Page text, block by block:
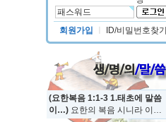
회원가입 ID/비밀번호찾기
(요한복음 1:1-3 1.태초에 말씀
이…) 요한의 복음 시니라 이…